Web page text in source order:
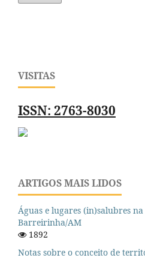
VISITAS
ISSN: 2763-8030
ARTIGOS MAIS LIDOS
Águas e lugares (in)salubres
Barreirinha/AM
1892
Notas sobre o conceito de